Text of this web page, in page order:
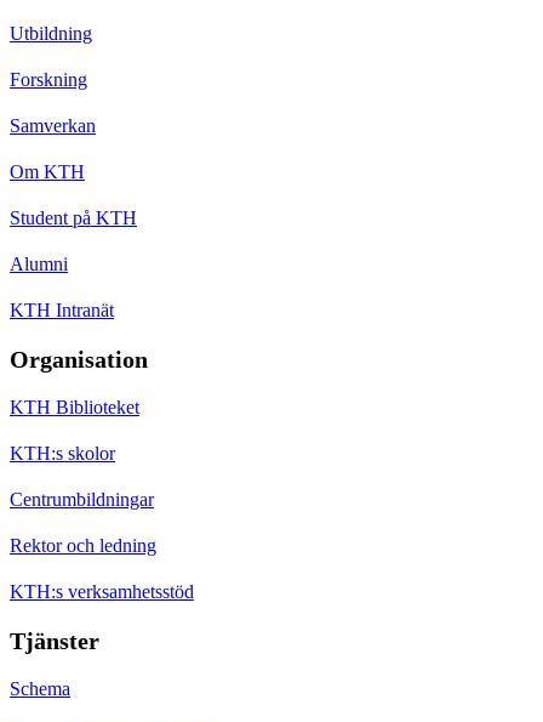
Utbildning
Forskning
Samverkan
Om KTH
Student på KTH
Alumni
KTH Intranät
Organisation
KTH Biblioteket
KTH:s skolor
Centrumbildningar
Rektor och ledning
KTH:s verksamhetsstöd
Tjänster
Schema